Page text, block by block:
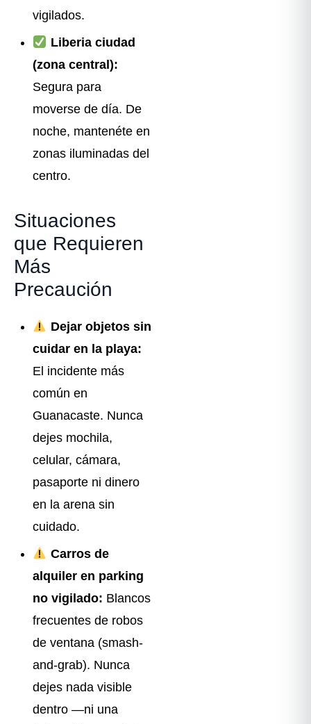
vigilados.
Liberia ciudad
(zona central):
Segura para
moverse de día. De
noche, mantenéte en
zonas iluminadas del
centro.
Situaciones
que Requieren
Más
Precaución
Dejar objetos sin
cuidar en la playa:
El incidente más
común en
Guanacaste. Nunca
dejes mochila,
celular, cámara,
pasaporte ni dinero
en la arena sin
cuidado.
Carros de
alquiler en parking
no vigilado: Blancos
frecuentes de robos
de ventana (smash-
and-grab). Nunca
dejes nada visible
dentro —ni una